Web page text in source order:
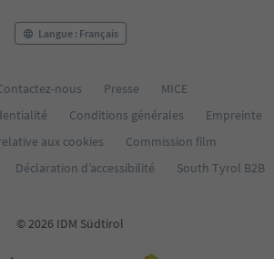
Langue : Français
nous Presse
MICE
Conditions générales
Empreinte
aux cookies
Commission film
Déclaration d’accessibilité South Tyrol B2B
© 2026 IDM Südtirol